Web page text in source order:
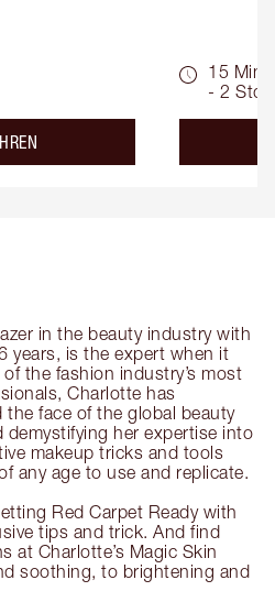
15 Min.
- 2 Std.
in the beauty industry with
years, is the expert when it
the fashion industry’s most
Charlotte has
face of the global beauty
her expertise into
makeup tricks and tools
any age to use and replicate.
Red Carpet Ready with
tips and trick. And find
at Charlotte’s Magic Skin
soothing, to brightening and